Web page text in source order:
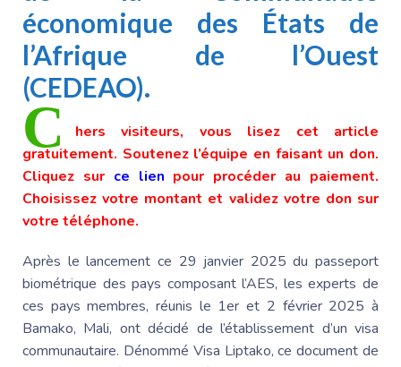
économique des États de
l’Afrique de l’Ouest
(CEDEAO).
C
hers visiteurs, vous lisez cet article
gratuitement. Soutenez l’équipe en faisant un don.
Cliquez sur ce lien pour procéder au paiement.
Choisissez votre montant et validez votre don sur
votre téléphone.
Après le lancement ce 29 janvier 2025 du passeport
biométrique des pays composant l’AES, les experts de
ces pays membres, réunis le 1er et 2 février 2025 à
Bamako, Mali, ont décidé de l’établissement d’un visa
communautaire. Dénommé Visa Liptako, ce document de